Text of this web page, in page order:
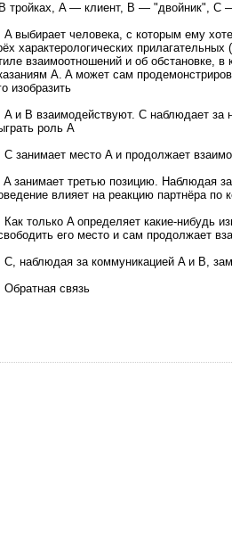
тройках, A — клиент, B — "двойник", C
A выбирает человека, с которым ему
характерологических
взаимоотношений и об обстановке,
A. A может сам
изобразить
A и B взаимодействуют. C наблюдает за
роль A
C занимает место A и продолжает
A занимает третью позицию. Наблюдая
влияет на реакцию партнёра по
Как только A определяет какие-нибудь
его место и сам продолжает
C, наблюдая за коммуникацией A и B,
Обратная связь